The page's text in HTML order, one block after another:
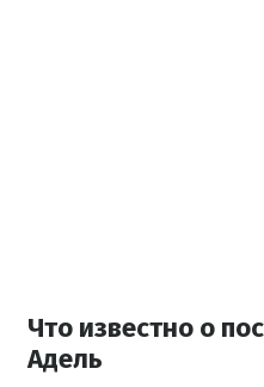
Что известно о
Адель